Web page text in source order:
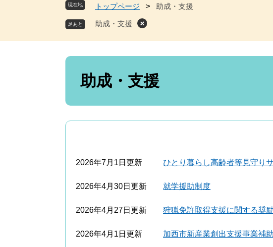
l
カ
索
現在地 トップページ > 助成・支援
助成・支援
本
助成・支援
2026年7月1日更新 ひとり暮らし高齢者等見守り
2026年4月30日更新 就学援助制度
2026年4月27日更新 狩猟免許取得支援に関する奨
2026年4月1日更新 加西市新産業創出支援事業補